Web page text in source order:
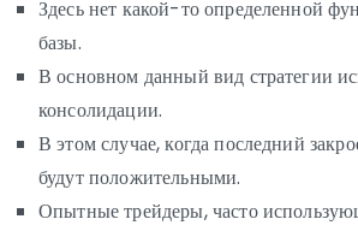
Здесь нет какой-то определенной
базы.
В основном данный вид стратегии
консолидации.
В этом случае, когда последний
будут положительными.
Опытные трейдеры, часто